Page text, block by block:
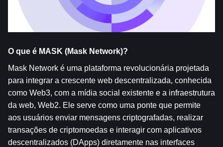
O que é MASK (Mask Network)?
Mask Network é uma plataforma revolucionária projetada
para integrar a crescente web descentralizada, conhecida
como Web3, com a mídia social existente e a infraestrutura
da web, Web2. Ele serve como uma ponte que permite
aos usuários enviar mensagens criptografadas, realizar
transações de criptomoedas e interagir com aplicativos
descentralizados (DApps) diretamente nas interfaces